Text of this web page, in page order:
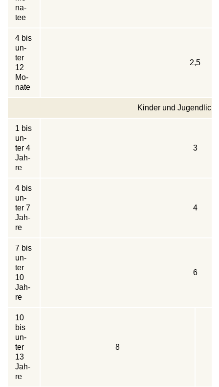
na­
tee
4 bis
un­
ter
12
Mo­
na­te
2,5
Kin­der und
1 bis
un­
ter 4
Jah­
re
3
4 bis
un­
ter 7
Jah­
re
4
7 bis
un­
ter
10
Jah­
re
6
10
bis
un­
ter
13
Jah­
re
8